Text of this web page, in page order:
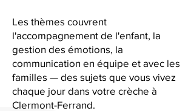
Les thèmes couvrent
l'accompagnement de l'enfant, la
gestion des émotions, la
communication en équipe et avec les
familles — des sujets que vous vivez
chaque jour dans votre crèche à
Clermont-Ferrand.